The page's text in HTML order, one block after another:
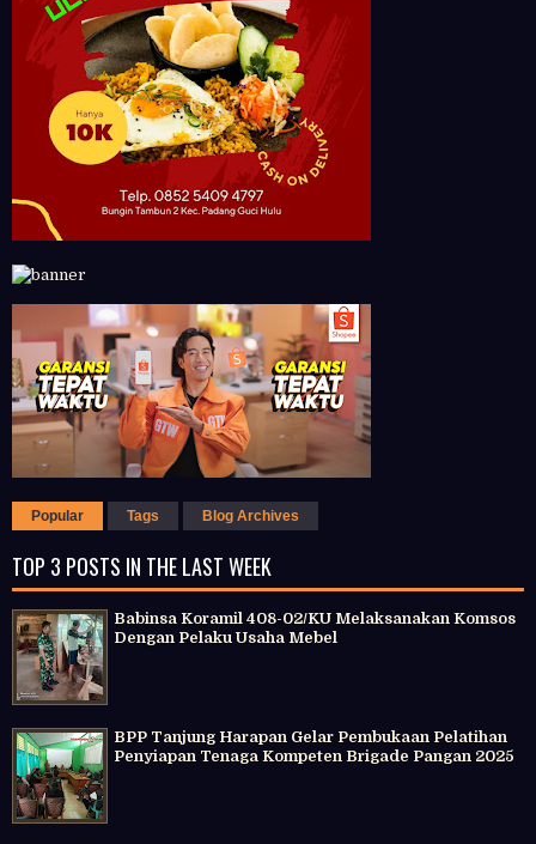
Popular Tags Blog Archives
TOP 3 POSTS IN THE LAST WEEK
Babinsa Koramil 408-02/KU Melaksanakan Komsos
Dengan Pelaku Usaha Mebel
BPP Tanjung Harapan Gelar Pembukaan Pelatihan
Penyiapan Tenaga Kompeten Brigade Pangan 2025